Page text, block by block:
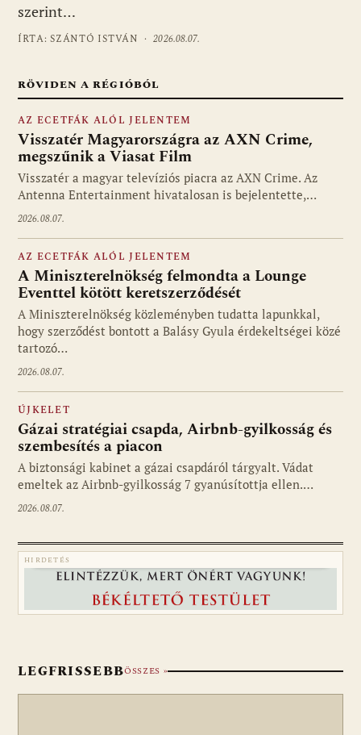
szerint…
ÍRTA: SZÁNTÓ ISTVÁN ·2026.08.07.
RÖVIDEN A RÉGIÓBÓL
AZ ECETFÁK ALÓL JELENTEM
Visszatér Magyarországra az AXN Crime,
megszűnik a Viasat Film
Visszatér a magyar televíziós piacra az AXN Crime. Az
Antenna Entertainment hivatalosan is bejelentette,…
2026.08.07.
AZ ECETFÁK ALÓL JELENTEM
A Miniszterelnökség felmondta a Lounge
Eventtel kötött keretszerződését
A Miniszterelnökség közleményben tudatta lapunkkal,
hogy szerződést bontott a Balásy Gyula érdekeltségei közé
tartozó…
2026.08.07.
ÚJKELET
Gázai stratégiai csapda, Airbnb-gyilkosság és
szembesítés a piacon
A biztonsági kabinet a gázai csapdáról tárgyalt. Vádat
emeltek az Airbnb-gyilkosság 7 gyanúsítottja ellen.…
2026.08.07.
HIRDETÉS
LEGFRISSEBBÖSSZES »